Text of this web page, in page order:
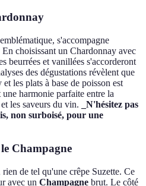
s'accompagne
En choisissant un Chardonnay avec
beurrées et vanillées s'accorderont
des dégustations révèlent que
les plats à base de poisson est
harmonie parfaite entre la
les saveurs du vin.
_N'hésitez pas
non surboisé, pour une
Champagne
de tel qu'une crêpe Suzette. Ce
avec un Champagne brut. Le côté